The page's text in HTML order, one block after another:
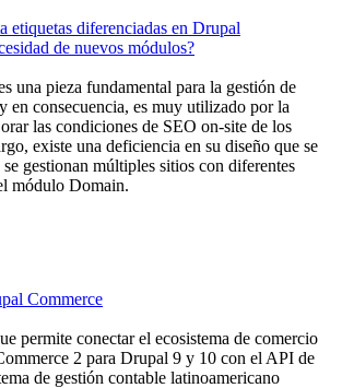
etiquetas diferenciadas en Drupal
de nuevos módulos?
una pieza fundamental para la gestión de
en consecuencia, es muy utilizado por la
las condiciones de SEO on-site de los
existe una deficiencia en su diseño que se
gestionan múltiples sitios con diferentes
módulo Domain.
Commerce
permite conectar el ecosistema de comercio
2 para Drupal 9 y 10 con el API de
de gestión contable latinoamericano